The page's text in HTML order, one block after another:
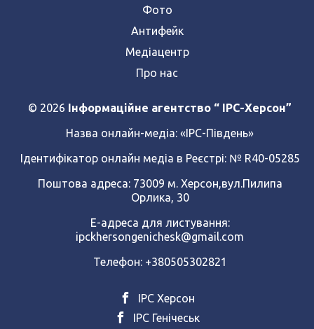
Фото
Антифейк
Медіацентр
Про нас
© 2026 Інформаційне агентство “ IPC-Херсон”
Назва онлайн-медіа: «ІРС-Південь»
Ідентифікатор онлайн медіа в Реєстрі: № R40-05285
Поштова адреса: 73009 м. Херсон,вул.Пилипа
Орлика, 30
Е-адреса для листування:
ipckhersongenichesk@gmail.com
Телефон: +380505302821
ІРС Херсон
ІРС Генічеськ